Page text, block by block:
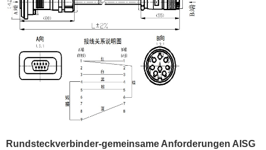
Rundsteckverbinder-gemeinsame Anforderungen AISG